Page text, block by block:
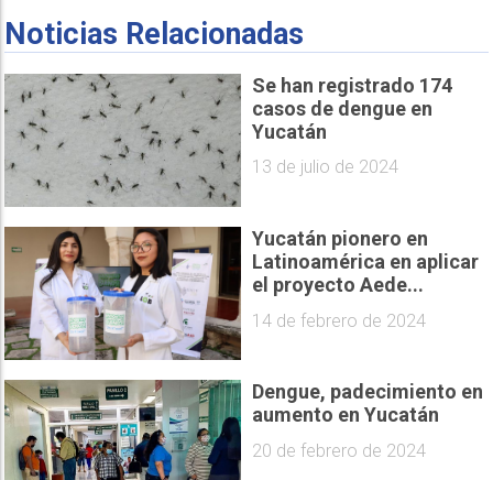
Noticias Relacionadas
Se han registrado 174
casos de dengue en
Yucatán
13 de julio de 2024
Yucatán pionero en
Latinoamérica en aplicar
el proyecto Aede...
14 de febrero de 2024
Dengue, padecimiento en
aumento en Yucatán
20 de febrero de 2024